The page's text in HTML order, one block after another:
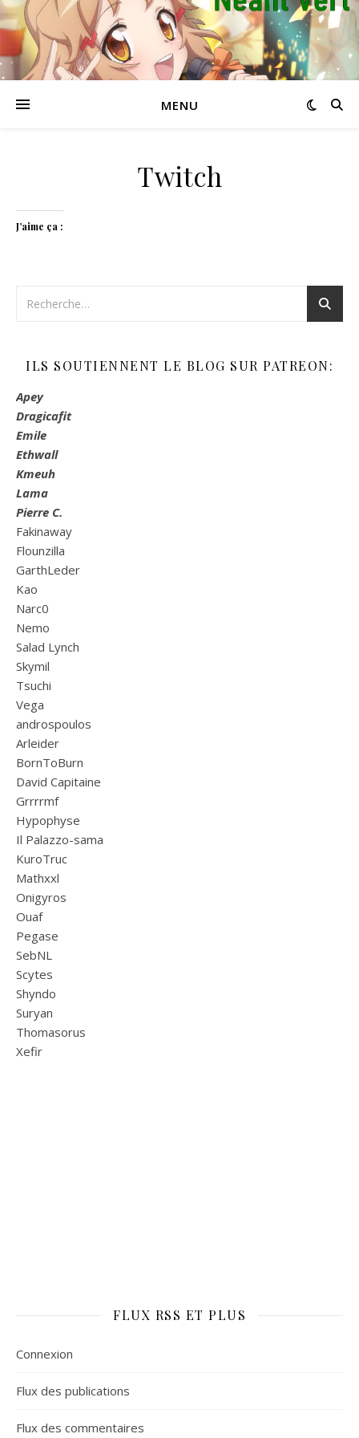
MENU
Twitch
J’aime ça :
ILS SOUTIENNENT LE BLOG SUR PATREON:
Apey
Dragicafit
Emile
Ethwall
Kmeuh
Lama
Pierre C.
Fakinaway
Flounzilla
GarthLeder
Kao
Narc0
Nemo
Salad Lynch
Skymil
Tsuchi
Vega
androspoulos
Arleider
BornToBurn
David Capitaine
Grrrrmf
Hypophyse
Il Palazzo-sama
KuroTruc
Mathxxl
Onigyros
Ouaf
Pegase
SebNL
Scytes
Shyndo
Suryan
Thomasorus
Xefir
FLUX RSS ET PLUS
Connexion
Flux des publications
Flux des commentaires